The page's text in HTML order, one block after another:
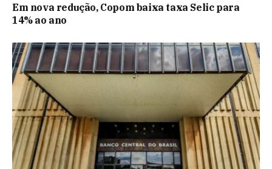
Em nova redução, Copom baixa taxa Selic para
14% ao ano